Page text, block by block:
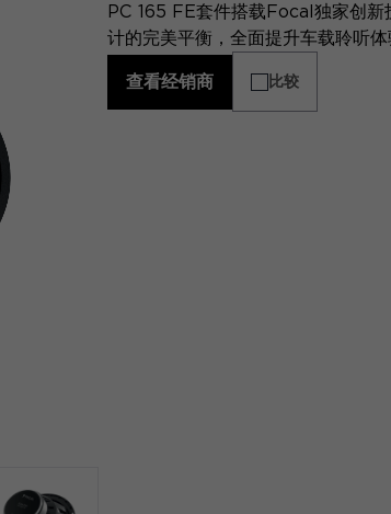
PC 165 FE套件搭载Focal独家创新
计的完美平衡，全面提升车载聆听体
查看经销商 比较